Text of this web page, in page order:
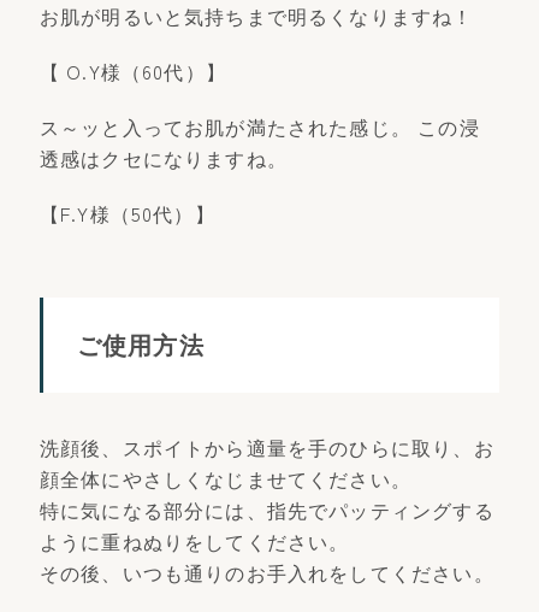
お肌が明るいと気持ちまで明るくなりますね！
【 O.Y様（60代）】
ス～ッと入ってお肌が満たされた感じ。 この浸
透感はクセになりますね。
【F.Y様（50代）】
ご使用方法
洗顔後、スポイトから適量を手のひらに取り、お
顔全体にやさしくなじませてください。
特に気になる部分には、指先でパッティングする
ように重ねぬりをしてください。
その後、いつも通りのお手入れをしてください。